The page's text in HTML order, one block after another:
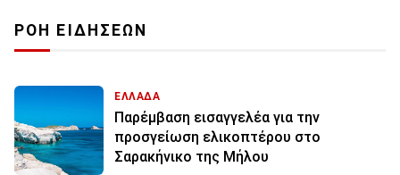
ΡΟΗ ΕΙΔΗΣΕΩΝ
ΕΛΛΑΔΑ
Παρέμβαση εισαγγελέα για την
προσγείωση ελικοπτέρου στο
Σαρακήνικο της Μήλου